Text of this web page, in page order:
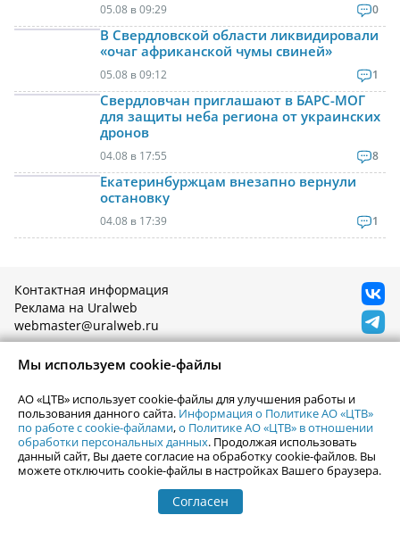
05.08 в 09:29 0
В Свердловской области ликвидировали
«очаг африканской чумы свиней»
05.08 в 09:12 1
Свердловчан приглашают в БАРС-МОГ
для защиты неба региона от украинских
дронов
04.08 в 17:55 8
Екатеринбуржцам внезапно вернули
остановку
04.08 в 17:39 1
Контактная информация
Реклама на Uralweb
webmaster@uralweb.ru
Новости Екатеринбурга
Статьи
Погода в Екатеринбурге
Почта
Афиша
Кино
Телепрограмма
Гастроли
События Екатеринбурга
Гид по Екатеринбургу Туризм
Путешествия
Мы используем cookie-файлы
АО «ЦТВ» использует cookie-файлы для улучшения работы и
пользования данного сайта. Информация о Политике АО «ЦТВ»
по работе с cookie-файлами,о Политике АО «ЦТВ» в отношении
обработки персональных данных. Продолжая использовать
данный сайт, Вы даете согласие на обработку cookie-файлов. Вы
можете отключить cookie-файлы в настройках Вашего браузера.
Согласен